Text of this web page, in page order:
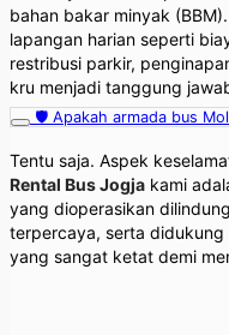
bahan bakar minyak
lapangan harian seperti
restribusi parkir,
kru menjadi tanggung
🛡️ Apakah armada bus
Tentu saja. Aspek
Rental Bus Jogja kami
yang dioperasikan
terpercaya, serta didukung
yang sangat ketat demi